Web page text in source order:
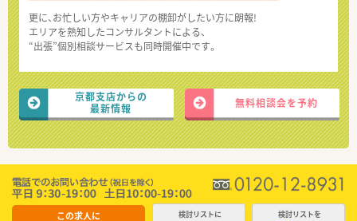
更に、お忙しい方やキャリアの棚卸がしたい方に朗報!
エリアを熟知したコンサルタントによる、
“出張”個別相談サービスも同時開催中です。
京都支店からの
最新情報
無料相談会を予約
この求人に 検討リストに 検討リストを